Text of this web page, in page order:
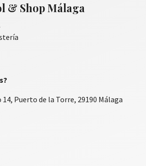
& Shop Málaga
Puerto de la Torre, 29190 Málaga